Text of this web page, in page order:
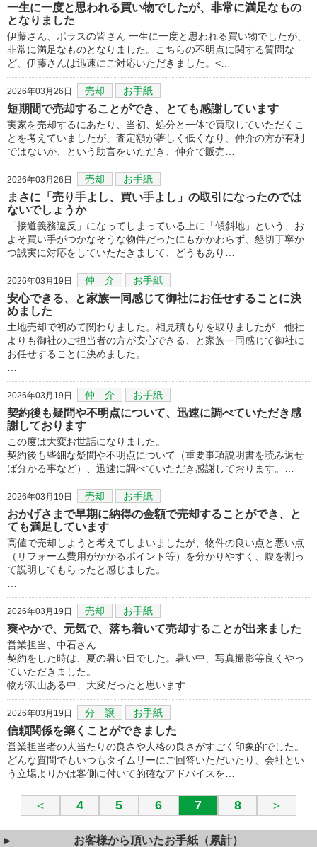
一生に一度と思われる買い物でしたが、非常に満足なもの
となりました
伊藤さん、ポラスの皆さん 一生に一度と思われる買い物でしたが、
非常に満足なものとなりました。こちらの不明点に関する質問な
ど、伊藤さんは迅速にご対応いただきました。<…
2026年03月26日 売却 お手紙
短期間で売却することができ、とても感謝しています
実家を売却するにあたり、当初、処分と一体で買取していただくこ
とを考えていましたが、査定額が著しく低くなり、仲介の方が有利
ではないか、という助言をいただき、仲介で販売…
2026年03月26日 売却 お手紙
まさに「売り手よし、買い手よし」の取引になったのでは
ないでしょうか
「接道義務違反」になってしまっている上に「傾斜地」という、お
よそ買い手がつかなそうな物件だったにもかかわらず、懇切丁寧か
つ誠実に対応をしていただきまして、どうもあり…
2026年03月19日 仲 介 お手紙
安心できる、と家族一同感じて御社にお任せすることに決
めました
土地売却で初めて関わりました。相見積もりを取りましたが、他社
よりも御社のご担当者の方が安心できる、と家族一同感じて御社に
お任せすることに決めました。
2026年03月19日 仲 介 お手紙
契約後も疑問や不明点について、迅速に調べていただき感
謝しております
この度は大変お世話になりました。
契約後も些細な疑問や不明点について（重要事項説明書を読み返せ
ば分かる事など）、迅速に調べていただき感謝しております。…
2026年03月19日 売却 お手紙
おかげさまで早期に納得の金額で売却することができ、と
ても満足しています
高値で売却しようと考えてしまいましたが、物件の良い点と悪い点
（リフォーム費用がかかるポイント等）を分かりやすく、腹を割っ
て説明してもらったと感じました。
2026年03月19日 売却 お手紙
爽やかで、元気で、落ち着いて売却することが出来ました
営業担当、中石さん
契約をした時は、夏の暑い日でした。暑い中、写真撮影等良くやっ
ていただきました。
物が沢山ある中、大変だったと思います…
2026年03月19日 分 譲 お手紙
信頼関係を築くことができました
営業担当者の人当たりの良さや人格の良さがすごく印象的でした。
どんな質問でもいつもタイムリーにご回答いただいたり、会社とい
う立場よりかは客側に付いて的確なアドバイスを…
＜ 4 5 6 7 8 ＞
お客様から頂いたお手紙（累計）